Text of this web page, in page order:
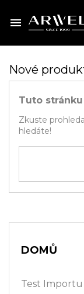

Nové
Tuto
Zkuste
hledáte!
DOMŮ
Test Importu